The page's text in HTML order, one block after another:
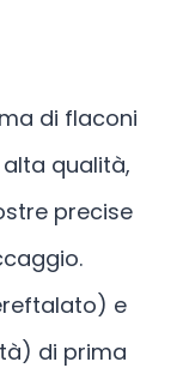
di flaconi
alta qualità,
precise
e
di prima